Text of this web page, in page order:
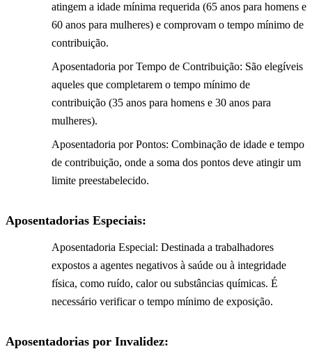
atingem a idade mínima requerida (65 anos para homens e
60 anos para mulheres) e comprovam o tempo mínimo de
contribuição.
Aposentadoria por Tempo de Contribuição: São elegíveis
aqueles que completarem o tempo mínimo de
contribuição (35 anos para homens e 30 anos para
mulheres).
Aposentadoria por Pontos: Combinação de idade e tempo
de contribuição, onde a soma dos pontos deve atingir um
limite preestabelecido.
Aposentadorias Especiais:
Aposentadoria Especial: Destinada a trabalhadores
expostos a agentes negativos à saúde ou à integridade
física, como ruído, calor ou substâncias químicas. É
necessário verificar o tempo mínimo de exposição.
Aposentadorias por Invalidez: